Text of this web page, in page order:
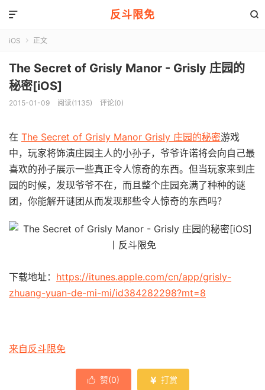
反斗限免 

iOS  正文
The Secret of Grisly Manor - Grisly 庄园的
秘密[iOS]
2015-01-09 阅读(1135) 评论(0)
在 The Secret of Grisly Manor Grisly 庄园的秘密游戏
中，玩家将饰演庄园主人的小孙子，爷爷许诺将会向自己最
喜欢的孙子展示一些真正令人惊奇的东西。但当玩家来到庄
园的时候，发现爷爷不在，而且整个庄园充满了种种的谜
团，你能解开谜团从而发现那些令人惊奇的东西吗？
下载地址： https://itunes.apple.com/cn/app/grisly-
zhuang-yuan-de-mi-mi/id384282298?mt=8
来自反斗限免
 赞(0)  打赏